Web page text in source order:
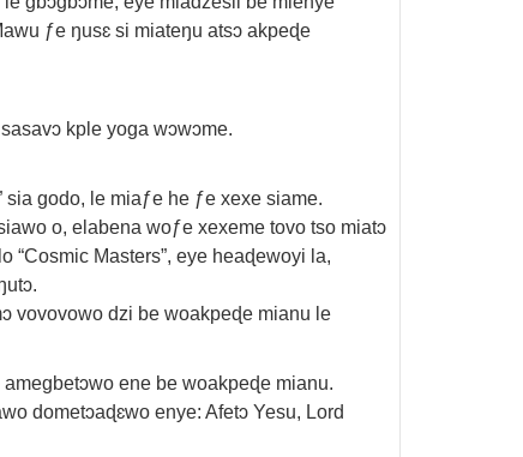
ƒe ŋusɛ si miateŋu atsɔ akpeɖe
kple yoga wɔwɔme.
godo, le miaƒe he ƒe xexe siame.
o, elabena woƒe xexeme tovo tso miatɔ
“Cosmic Masters”, eye heaɖewoyi la,
vovovowo dzi be woakpeɖe mianu le
ene be woakpeɖe mianu.
dometɔaɖɛwo enye: Afetɔ Yesu, Lord